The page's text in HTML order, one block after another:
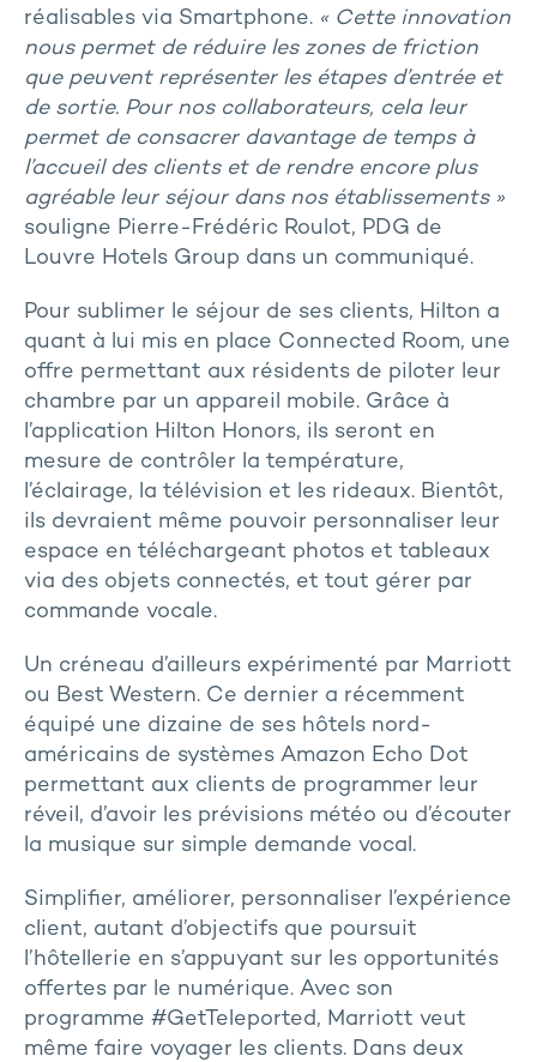
réalisables via Smartphone. « Cette innovation
nous permet de réduire les zones de friction
que peuvent représenter les étapes d’entrée et
de sortie. Pour nos collaborateurs, cela leur
permet de consacrer davantage de temps à
l’accueil des clients et de rendre encore plus
agréable leur séjour dans nos établissements »
souligne Pierre-Frédéric Roulot, PDG de
Louvre Hotels Group dans un communiqué.
Pour sublimer le séjour de ses clients, Hilton a
quant à lui mis en place Connected Room, une
offre permettant aux résidents de piloter leur
chambre par un appareil mobile. Grâce à
l’application Hilton Honors, ils seront en
mesure de contrôler la température,
l’éclairage, la télévision et les rideaux. Bientôt,
ils devraient même pouvoir personnaliser leur
espace en téléchargeant photos et tableaux
via des objets connectés, et tout gérer par
commande vocale.
Un créneau d’ailleurs expérimenté par Marriott
ou Best Western. Ce dernier a récemment
équipé une dizaine de ses hôtels nord-
américains de systèmes Amazon Echo Dot
permettant aux clients de programmer leur
réveil, d’avoir les prévisions météo ou d’écouter
la musique sur simple demande vocal.
Simplifier, améliorer, personnaliser l’expérience
client, autant d’objectifs que poursuit
l’hôtellerie en s’appuyant sur les opportunités
offertes par le numérique. Avec son
programme #GetTeleported, Marriott veut
même faire voyager les clients. Dans deux